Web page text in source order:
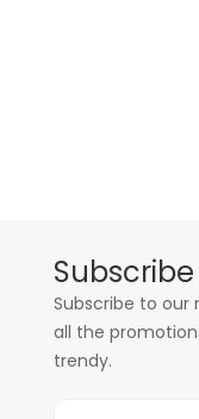
Subscribe to our
all the
trendy.